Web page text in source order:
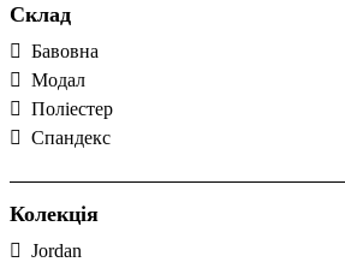
Склад
Бавовна
Модал
Поліестер
Спандекс
Колекція
Jordan